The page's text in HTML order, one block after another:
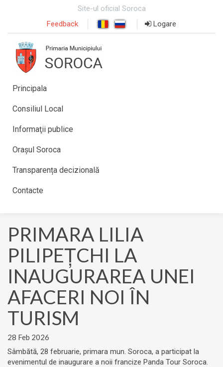
Site-ul oficial Soroca
Feedback
Logare
Principala
Consiliul Local
Informaţii publice
Orașul Soroca
Transparența decizională
Contacte
PRIMARA LILIA
PILIPEȚCHI LA
INAUGURAREA UNEI
AFACERI NOI ÎN
TURISM
28 Feb 2026
Sâmbătă, 28 februarie, primara mun. Soroca, a participat la
evenimentul de inaugurare a noii francize Panda Tour Soroca.